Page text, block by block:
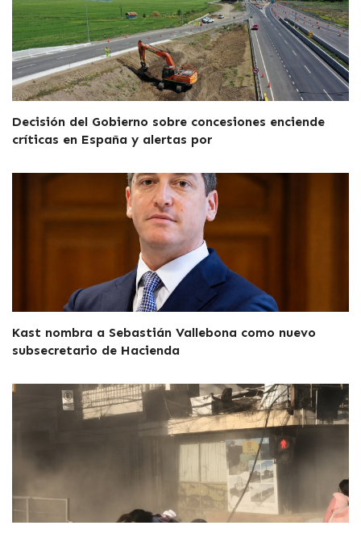
Decisión del Gobierno sobre concesiones enciende
críticas en España y alertas por
Kast nombra a Sebastián Vallebona como nuevo
subsecretario de Hacienda